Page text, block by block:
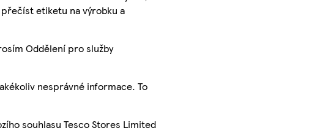
etiketu na výrobku a
Oddělení pro služby
nesprávné informace. To
souhlasu Tesco Stores Limited